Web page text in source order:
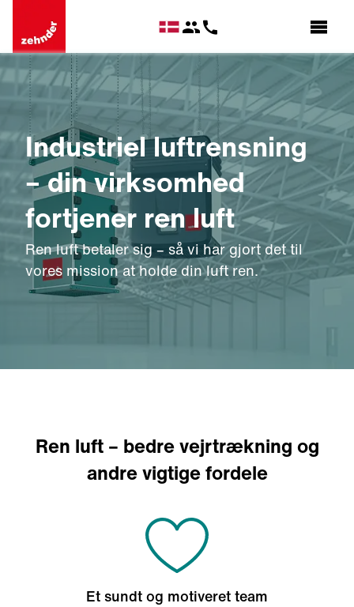
Industriel luftrensning
– din virksomhed
fortjener ren luft
Ren luft betaler sig – så vi har gjort det til
vores mission at holde din luft ren.
Ren luft – bedre vejrtrækning og
andre vigtige fordele
Et sundt og motiveret team